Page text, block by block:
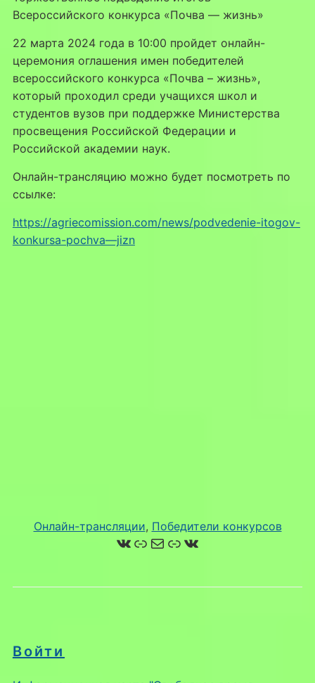
Войти
Всероссийского конкурса «Почва — жизнь»
22 марта 2024 года в 10:00 пройдет онлайн-
церемония оглашения имен победителей
всероссийского конкурса «Почва – жизнь»,
который проходил среди учащихся школ и
студентов вузов при поддержке Министерства
просвещения Российской Федерации и
Российской академии наук.
Онлайн-трансляцию можно будет посмотреть по
ссылке:
https://agriecomission.com/news/podvedenie-itogov-
konkursa-pochva—jizn
Онлайн-трансляции, Победители конкурсов
ВКонтакте
Ссылка
Почта
Ссылка
ВКонтакте